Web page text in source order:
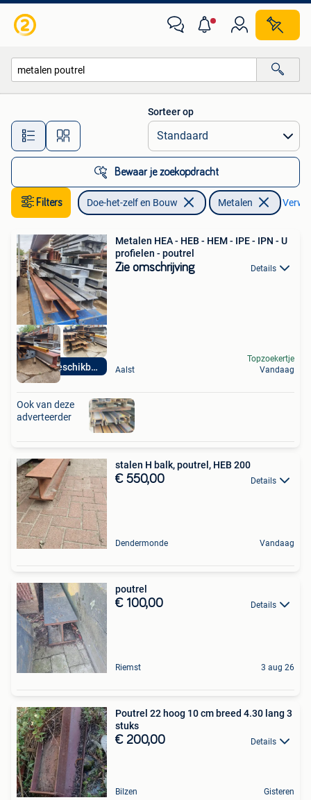
Alle afstanden…
Sorteer op
Bewaar je zoekopdracht
Filters Doe-het-zelf en Bouw Metalen
Direct beschikbaar
Metalen HEA - HEB - HEM - IPE - IPN - U
profielen - poutrel
Zie omschrijving Details
Aalst
Topzoekertje
Vandaag
Ook van deze
adverteerder
stalen H balk, poutrel, HEB 200
€ 550,00 Details
Dendermonde Vandaag
poutrel
€ 100,00 Details
Riemst 3 aug 26
Poutrel 22 hoog 10 cm breed 4.30 lang 3
stuks
€ 200,00 Details
Bilzen Gisteren